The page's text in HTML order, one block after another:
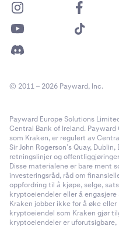
© 2011 – 2026 Payward, Inc.
Payward Europe Solutions
Central Bank of Ireland.
som Kraken, er regulert av
Sir John Rogerson’s Quay,
retningslinjer og
Disse materialene er bare ment
investeringsråd, råd om
oppfordring til å kjøpe, selge,
kryptoeiendeler eller å
Kraken jobber ikke for å øke
kryptoeiendel som Kraken gjør
kryptoeiendeler er